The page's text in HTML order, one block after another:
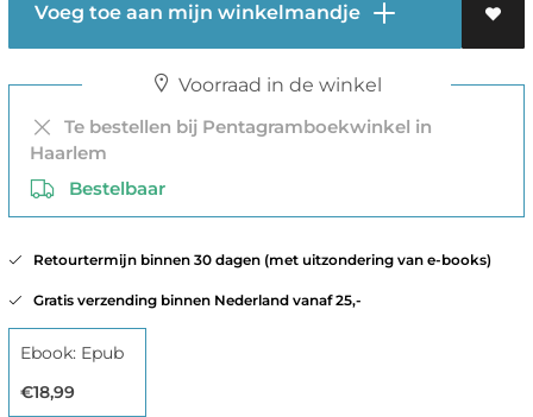
Voeg toe aan mijn winkelmandje
Voorraad in de winkel
Te bestellen bij Pentagramboekwinkel in
Haarlem
Bestelbaar
Retourtermijn binnen 30 dagen (met uitzondering van e-books)
Gratis verzending binnen Nederland vanaf 25,-
Ebook: Epub
€18,99